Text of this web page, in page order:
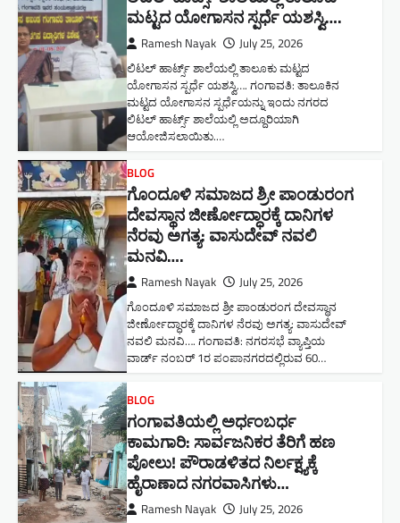
ಮಟ್ಟದ ಯೋಗಾಸನ ಸ್ಪರ್ಧೆ ಯಶಸ್ವಿ….
Ramesh Nayak July 25, 2026
ಲಿಟಲ್ ಹಾರ್ಟ್ಸ್ ಶಾಲೆಯಲ್ಲಿ ತಾಲೂಕು ಮಟ್ಟದ
ಯೋಗಾಸನ ಸ್ಪರ್ಧೆ ಯಶಸ್ವಿ…. ಗಂಗಾವತಿ: ತಾಲೂಕಿನ
ಮಟ್ಟದ ಯೋಗಾಸನ ಸ್ಪರ್ಧೆಯನ್ನು ಇಂದು ನಗರದ
ಲಿಟಲ್ ಹಾರ್ಟ್ಸ್ ಶಾಲೆಯಲ್ಲಿ ಅದ್ದೂರಿಯಾಗಿ
ಆಯೋಜಿಸಲಾಯಿತು.…
BLOG
ಗೊಂದೂಳಿ ಸಮಾಜದ ಶ್ರೀ ಪಾಂಡುರಂಗ
ದೇವಸ್ಥಾನ ಜೀರ್ಣೋದ್ಧಾರಕ್ಕೆ ದಾನಿಗಳ
ನೆರವು ಅಗತ್ಯ: ವಾಸುದೇವ್ ನವಲಿ
ಮನವಿ​….
Ramesh Nayak July 25, 2026
ಗೊಂದೂಳಿ ಸಮಾಜದ ಶ್ರೀ ಪಾಂಡುರಂಗ ದೇವಸ್ಥಾನ
ಜೀರ್ಣೋದ್ಧಾರಕ್ಕೆ ದಾನಿಗಳ ನೆರವು ಅಗತ್ಯ: ವಾಸುದೇವ್
ನವಲಿ ಮನವಿ​…. ಗಂಗಾವತಿ: ​ನಗರಸಭೆ ವ್ಯಾಪ್ತಿಯ
ವಾರ್ಡ್ ನಂಬರ್ 1ರ ಪಂಪಾನಗರದಲ್ಲಿರುವ 60…
BLOG
ಗಂಗಾವತಿಯಲ್ಲಿ ಅರ್ಧಂಬರ್ಧ
ಕಾಮಗಾರಿ: ಸಾರ್ವಜನಿಕರ ತೆರಿಗೆ ಹಣ
ಪೋಲು! ಪೌರಾಡಳಿತದ ನಿರ್ಲಕ್ಷ್ಯಕ್ಕೆ
ಹೈರಾಣಾದ ನಗರವಾಸಿಗಳು​…
Ramesh Nayak July 25, 2026